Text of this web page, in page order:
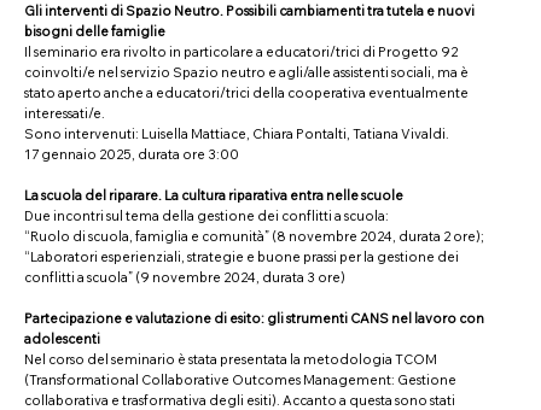
Gli interventi di Spazio Neutro. Possibili cambiamenti tra tutela e nuovi
bisogni delle famiglie
Il seminario era rivolto in particolare a educatori/trici di Progetto 92
coinvolti/e nel servizio Spazio neutro e agli/alle assistenti sociali, ma è
stato aperto anche a educatori/trici della cooperativa eventualmente
interessati/e.
Sono intervenuti: Luisella Mattiace, Chiara Pontalti, Tatiana Vivaldi.
17 gennaio 2025, durata ore 3:00
La scuola del riparare. La cultura riparativa entra nelle scuole
Due incontri sul tema della gestione dei conflitti a scuola:
“Ruolo di scuola, famiglia e comunità” (8 novembre 2024, durata 2 ore);
“Laboratori esperienziali, strategie e buone prassi per la gestione dei
conflitti a scuola” (9 novembre 2024, durata 3 ore)
Partecipazione e valutazione di esito: gli strumenti CANS nel lavoro con
adolescenti
Nel corso del seminario è stata presentata la metodologia TCOM
(Transformational Collaborative Outcomes Management: Gestione
collaborativa e trasformativa degli esiti). Accanto a questa sono stati